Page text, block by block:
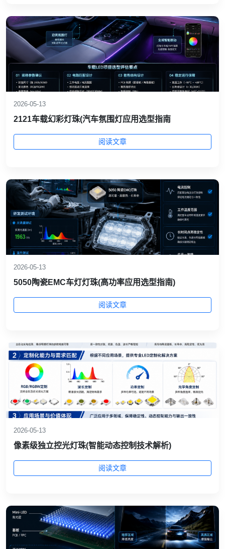
2026-05-13
2121车载幻彩灯珠(汽车氛围灯应用选型指南
阅读文章
2026-05-13
5050陶瓷EMC车灯灯珠(高功率应用选型指南)
阅读文章
2026-05-13
像素级独立控光灯珠(智能动态控制技术解析)
阅读文章